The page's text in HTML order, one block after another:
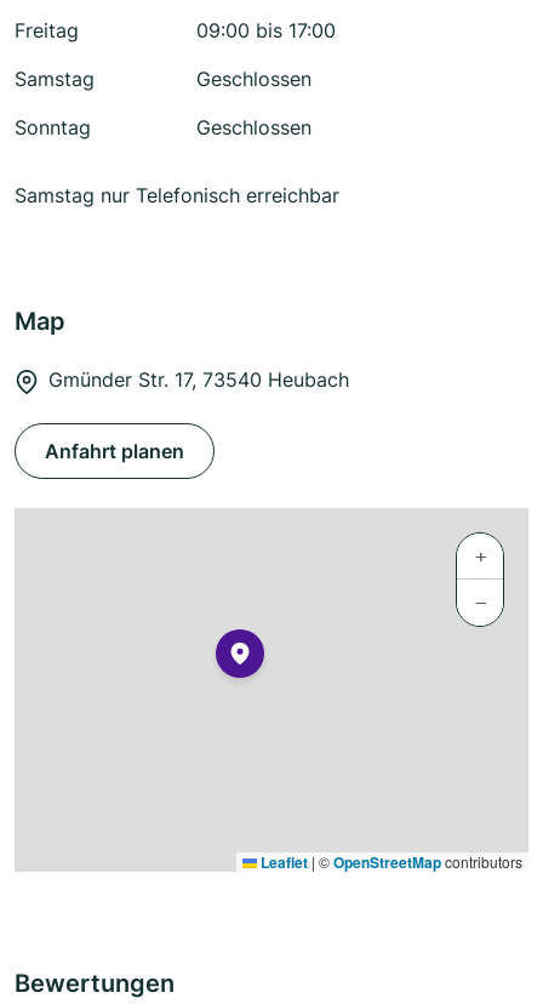
Freitag
09:00 bis 17:00
Samstag
Geschlossen
Sonntag
Geschlossen
Samstag nur Telefonisch erreichbar
Map
Gmünder Str. 17, 73540 Heubach
Anfahrt planen
+
−
Leaflet | ©OpenStreetMapcontributors
Bewertungen